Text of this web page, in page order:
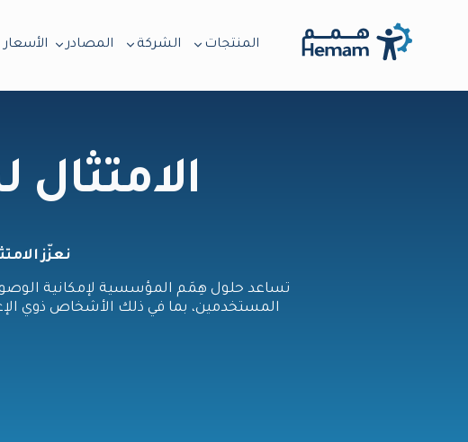
المنتجات الشركة المصادر الأسعار
الامتثال
نعزّز
تساعد حلول هِمَم المؤسسية لإمكانية
المستخدمين، بما في ذلك الأشخاص ذوي